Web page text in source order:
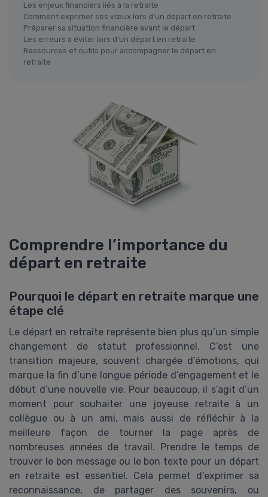
Les enjeux financiers liés à la retraite
Comment exprimer ses vœux lors d’un départ en retraite
Préparer sa situation financière avant le départ
Les erreurs à éviter lors d’un départ en retraite
Ressources et outils pour accompagner le départ en
retraite
Comprendre l’importance du
départ en retraite
Pourquoi le départ en retraite marque une
étape clé
Le départ en retraite représente bien plus qu’un simple
changement de statut professionnel. C’est une
transition majeure, souvent chargée d’émotions, qui
marque la fin d’une longue période d’engagement et le
début d’une nouvelle vie. Pour beaucoup, il s’agit d’un
moment pour souhaiter une joyeuse retraite à un
collègue ou à un ami, mais aussi de réfléchir à la
meilleure façon de tourner la page après de
nombreuses années de travail. Prendre le temps de
trouver le bon message ou le bon texte pour un départ
en retraite est essentiel. Cela permet d’exprimer sa
reconnaissance, de partager des souvenirs, ou